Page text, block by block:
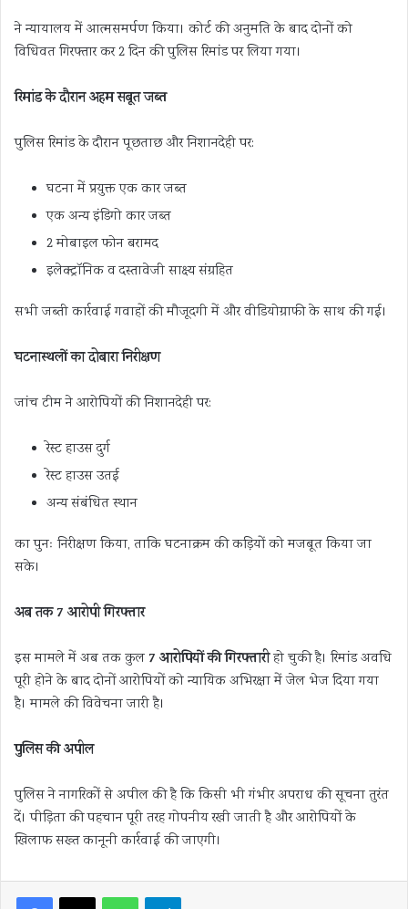
ने न्यायालय में आत्मसमर्पण किया। कोर्ट की अनुमति के बाद दोनों को
विधिवत गिरफ्तार कर 2 दिन की पुलिस रिमांड पर लिया गया।
रिमांड के दौरान अहम सबूत जब्त
पुलिस रिमांड के दौरान पूछताछ और निशानदेही पर:
घटना में प्रयुक्त एक कार जब्त
एक अन्य इंडिगो कार जब्त
2 मोबाइल फोन बरामद
इलेक्ट्रॉनिक व दस्तावेजी साक्ष्य संग्रहित
सभी जब्ती कार्रवाई गवाहों की मौजूदगी में और वीडियोग्राफी के साथ की गई।
घटनास्थलों का दोबारा निरीक्षण
जांच टीम ने आरोपियों की निशानदेही पर:
रेस्ट हाउस दुर्ग
रेस्ट हाउस उतई
अन्य संबंधित स्थान
का पुनः निरीक्षण किया, ताकि घटनाक्रम की कड़ियों को मजबूत किया जा
सके।
अब तक 7 आरोपी गिरफ्तार
इस मामले में अब तक कुल 7 आरोपियों की गिरफ्तारीहो चुकी है। रिमांड अवधि
पूरी होने के बाद दोनों आरोपियों को न्यायिक अभिरक्षा में जेल भेज दिया गया
है। मामले की विवेचना जारी है।
पुलिस की अपील
पुलिस ने नागरिकों से अपील की है कि किसी भी गंभीर अपराध की सूचना तुरंत
दें। पीड़िता की पहचान पूरी तरह गोपनीय रखी जाती है और आरोपियों के
खिलाफ सख्त कानूनी कार्रवाई की जाएगी।
FacebookX WhatsAppTelegram